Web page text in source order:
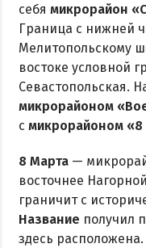
себя микрорайон
Граница с нижней
Мелитопольскому
востоке условной
Севастопольская.
микрорайоном
с микрорайоном «8
8 Марта —
восточнее
граничит с
Название получил
здесь